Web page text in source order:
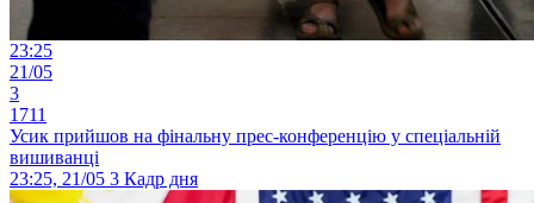
23:25
21/05
3
1711
Усик прийшов на фінальну прес-конференцію у спеціальній
вишиванці
23:25, 21/05 3 Кадр дня